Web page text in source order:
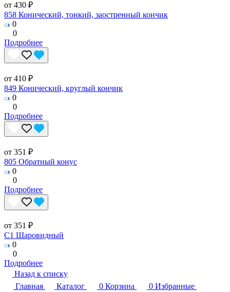
от 430 ₽
858 Конический, тонкий, заостренный кончик
0
0
Подробнее
от 410 ₽
849 Конический, круглый кончик
0
0
Подробнее
от 351 ₽
805 Обратный конус
0
0
Подробнее
от 351 ₽
C1 Шаровидный
0
0
Подробнее
Назад к списку
Главная
Каталог 0 Корзина 0 Избранные